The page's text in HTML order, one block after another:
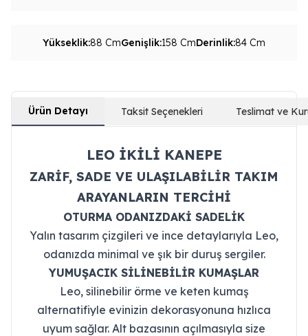
Yükseklik:88 CmGenişlik:158 CmDerinlik:84 Cm
Ürün Detayı Taksit Seçenekleri Teslimat ve
LEO İKİLİ KANEPE
ZARİF, SADE VE ULAŞILABİLİR TAKIM
ARAYANLARIN TERCİHİ
OTURMA ODANIZDAKİ SADELİK
Yalın tasarım çizgileri ve ince detaylarıyla Leo,
odanızda minimal ve şık bir duruş sergiler.
YUMUŞACIK SİLİNEBİLİR KUMAŞLAR
Leo, silinebilir örme ve keten kumaş
alternatifiyle evinizin dekorasyonuna hızlıca
uyum sağlar. Alt bazasının açılmasıyla size